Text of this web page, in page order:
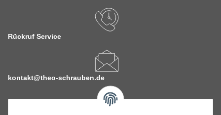
Rückruf Service
kontakt@theo-schrauben.de